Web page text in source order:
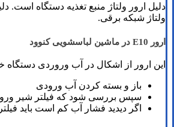
ولتاژ شبکه برقی.
ارور E10 در ماشین لباسشویی کنوود
این ارور از اشکال در آب وروردی دستگاه
باز و بسته کردن آب ورودی
سپس بررسی شود که فیلتر شیر
اگر دیدید فشار آب کم است باید